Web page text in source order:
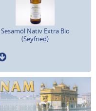
Sesamöl Nativ Extra Bio
(Seyfried)